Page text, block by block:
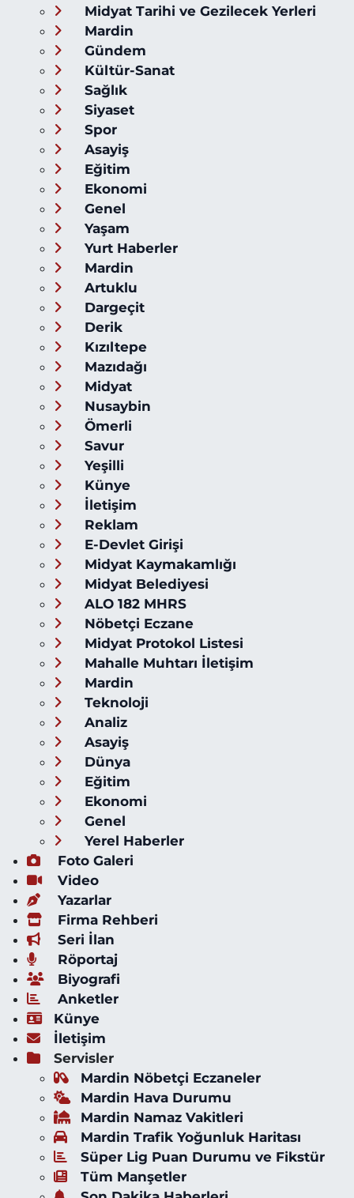
Midyat Tarihi ve Gezilecek Yerleri
Mardin
Gündem
Kültür-Sanat
Sağlık
Siyaset
Spor
Asayiş
Eğitim
Ekonomi
Genel
Yaşam
Yurt Haberler
Mardin
Artuklu
Dargeçit
Derik
Kızıltepe
Mazıdağı
Midyat
Nusaybin
Ömerli
Savur
Yeşilli
Künye
İletişim
Reklam
E-Devlet Girişi
Midyat Kaymakamlığı
Midyat Belediyesi
ALO 182 MHRS
Nöbetçi Eczane
Midyat Protokol Listesi
Mahalle Muhtarı İletişim
Mardin
Teknoloji
Analiz
Asayiş
Dünya
Eğitim
Ekonomi
Genel
Yerel Haberler
Foto Galeri
Video
Yazarlar
Firma Rehberi
Seri İlan
Röportaj
Biyografi
Anketler
Künye
İletişim
Servisler
Mardin Nöbetçi Eczaneler
Mardin Hava Durumu
Mardin Namaz Vakitleri
Mardin Trafik Yoğunluk Haritası
Süper Lig Puan Durumu ve Fikstür
Tüm Manşetler